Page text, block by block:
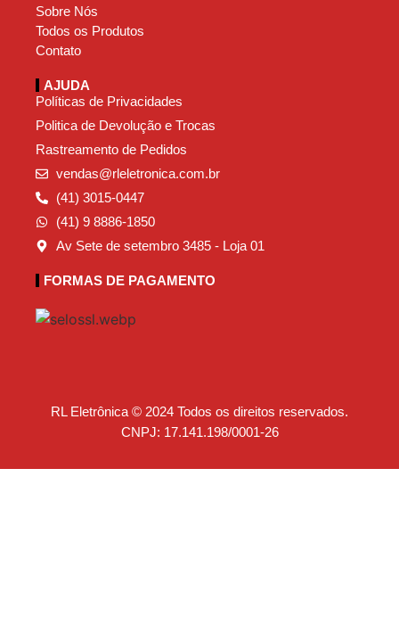
Sobre Nós
Todos os Produtos
Contato
AJUDA
Políticas de Privacidades
Politica de Devolução e Trocas
Rastreamento de Pedidos
vendas@rleletronica.com.br
(41) 3015-0447
(41) 9 8886-1850
Av Sete de setembro 3485 - Loja 01
FORMAS DE PAGAMENTO
RL Eletrônica © 2024 Todos os direitos reservados.
CNPJ: 17.141.198/0001-26